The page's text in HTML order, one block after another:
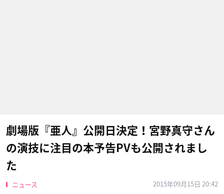
劇場版『亜人』公開日決定！宮野真守さん
の演技に注目の本予告PVも公開されまし
た
ニュース 2015年09月15日 20:42